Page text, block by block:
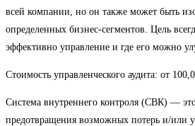
всей компании, но он также может быть
определенных бизнес-сегментов. Цель
эффективно управление и где его можно
Стоимость управленческого аудита: от
Система внутреннего контроля (СВК) —
предотвращения возможных потерь и/или